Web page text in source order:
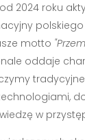
2024 roku
polskiego
motto
oddaje
w